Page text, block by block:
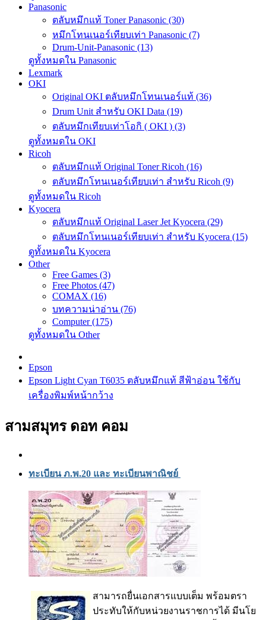
Panasonic
ตลับหมึกแท้ Toner Panasonic (30)
หมึกโทนเนอร์เทียบเท่า Panasonic (7)
Drum-Unit-Panasonic (13)
ดูทั้งหมดใน Panasonic
Lexmark
OKI
Original OKI ตลับหมึกโทนเนอร์แท้ (36)
Drum Unit สำหรับ OKI Data (19)
ตลับหมึกเทียบเท่าโอกิ ( OKI ) (3)
ดูทั้งหมดใน OKI
Ricoh
ตลับหมึกแท้ Original Toner Ricoh (16)
ตลับหมึกโทนเนอร์เทียบเท่า สำหรับ Ricoh (9)
ดูทั้งหมดใน Ricoh
Kyocera
ตลับหมึกแท้ Original Laser Jet Kyocera (29)
ตลับหมึกโทนเนอร์เทียบเท่า สำหรับ Kyocera (15)
ดูทั้งหมดใน Kyocera
Other
Free Games (3)
Free Photos (47)
COMAX (16)
บทความน่าอ่าน (76)
Computer (175)
ดูทั้งหมดใน Other
Epson
Epson Light Cyan T6035 ตลับหมึกแท้ สีฟ้าอ่อน ใช้กับ
เครื่องพิมพ์หน้ากว้าง
สามสมุทร ดอท คอม
ทะเบียน ภ.พ.20 และ ทะเบียนพาณิชย์
สามารถยื่นเอกสารแบบเต็ม พร้อมตรา
ประทับให้กับหน่วยงานราชการได้ มีนโย